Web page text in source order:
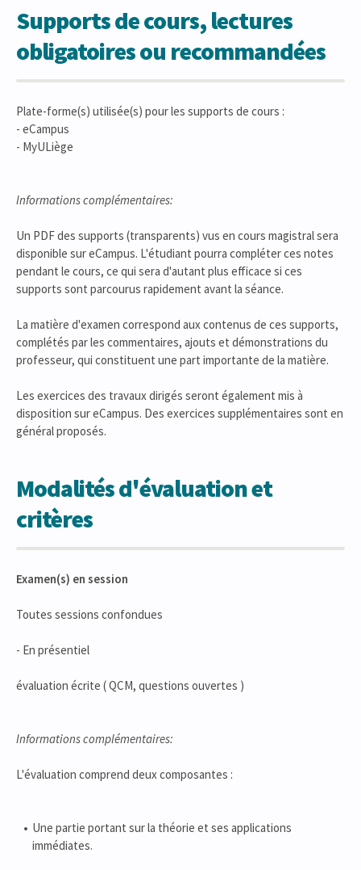
Supports de cours, lectures
obligatoires ou recommandées
Plate-forme(s) utilisée(s) pour les supports de cours :
- eCampus
- MyULiège
Informations complémentaires:
Un PDF des supports (transparents) vus en cours magistral sera
disponible sur eCampus. L'étudiant pourra compléter ces notes
pendant le cours, ce qui sera d'autant plus efficace si ces
supports sont parcourus rapidement avant la séance.
La matière d'examen correspond aux contenus de ces supports,
complétés par les commentaires, ajouts et démonstrations du
professeur, qui constituent une part importante de la matière.
Les exercices des travaux dirigés seront également mis à
disposition sur eCampus. Des exercices supplémentaires sont en
général proposés.
Modalités d'évaluation et
critères
Examen(s) en session
Toutes sessions confondues
- En présentiel
évaluation écrite ( QCM, questions ouvertes )
Informations complémentaires:
L'évaluation comprend deux composantes :
Une partie portant sur la théorie et ses applications
immédiates.